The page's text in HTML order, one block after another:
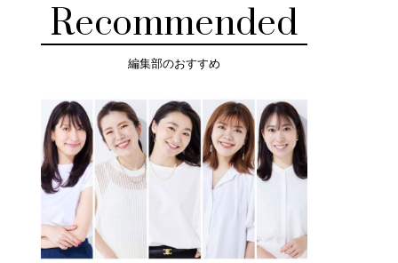
Recommended
編集部のおすすめ